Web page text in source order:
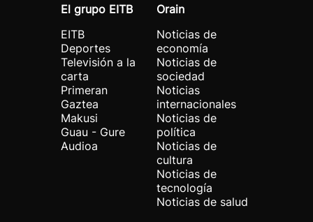
El grupo EITB
EITB
Deportes
Televisión a la
carta
Primeran
Gaztea
Makusi
Guau - Gure
Audioa
Orain
Noticias de
economía
Noticias de
sociedad
Noticias
internacionales
Noticias de
política
Noticias de
cultura
Noticias de
tecnología
Noticias de salud